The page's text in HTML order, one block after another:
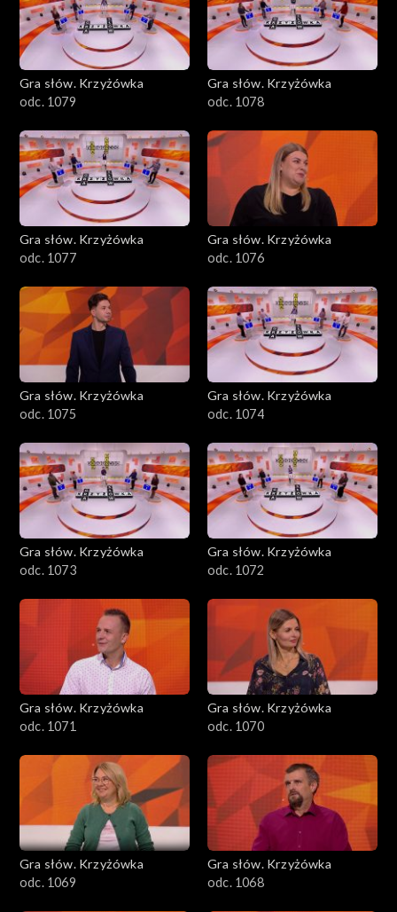
Gra słów. Krzyżówka
odc. 1079
Gra słów. Krzyżówka
odc. 1078
Gra słów. Krzyżówka
odc. 1077
Gra słów. Krzyżówka
odc. 1076
Gra słów. Krzyżówka
odc. 1075
Gra słów. Krzyżówka
odc. 1074
Gra słów. Krzyżówka
odc. 1073
Gra słów. Krzyżówka
odc. 1072
Gra słów. Krzyżówka
odc. 1071
Gra słów. Krzyżówka
odc. 1070
Gra słów. Krzyżówka
odc. 1069
Gra słów. Krzyżówka
odc. 1068